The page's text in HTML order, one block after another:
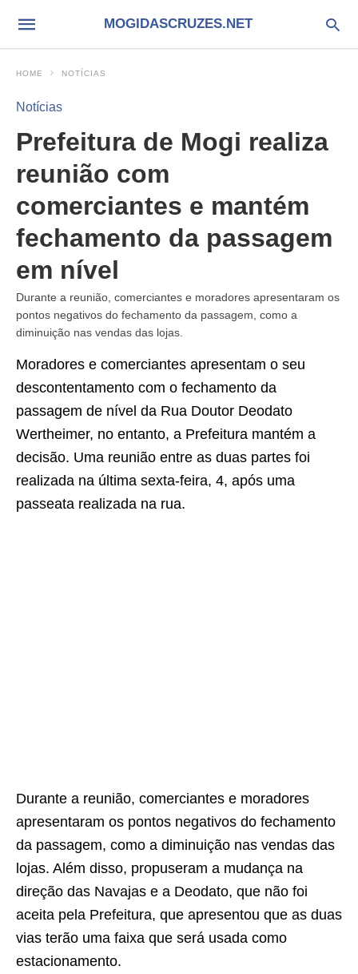
MOGIDASCRUZES.NET
HOME NOTÍCIAS
Notícias
Prefeitura de Mogi realiza
reunião com
comerciantes e mantém
fechamento da passagem
em nível
Durante a reunião, comerciantes e moradores apresentaram os
pontos negativos do fechamento da passagem, como a
diminuição nas vendas das lojas.
Moradores e comerciantes apresentam o seu
descontentamento com o fechamento da
passagem de nível da Rua Doutor Deodato
Wertheimer, no entanto, a Prefeitura mantém a
decisão. Uma reunião entre as duas partes foi
realizada na última sexta-feira, 4, após uma
passeata realizada na rua.
Durante a reunião, comerciantes e moradores
apresentaram os pontos negativos do fechamento
da passagem, como a diminuição nas vendas das
lojas. Além disso, propuseram a mudança na
direção das Navajas e a Deodato, que não foi
aceita pela Prefeitura, que apresentou que as duas
vias terão uma faixa que será usada como
estacionamento.